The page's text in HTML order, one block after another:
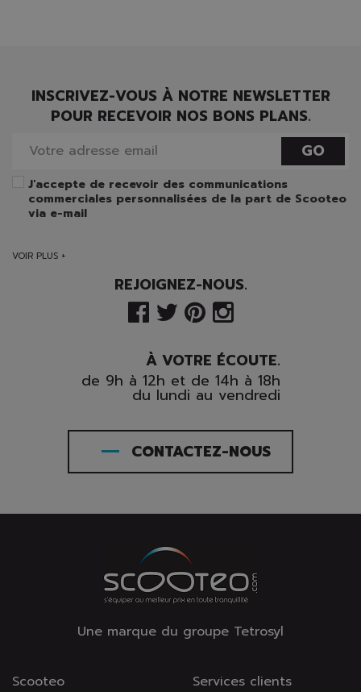
INSCRIVEZ-VOUS À NOTRE NEWSLETTER
POUR RECEVOIR NOS BONS PLANS.
GO
J'accepte de recevoir des communications
commerciales personnalisées de la part de Scooteo
via e-mail
VOIR PLUS +
REJOIGNEZ-NOUS.
À VOTRE ÉCOUTE.
de 9h à 12h et de 14h à 18h
du lundi au vendredi
CONTACTEZ-NOUS
Une marque du groupe Tetrosyl
Scooteo Services clients